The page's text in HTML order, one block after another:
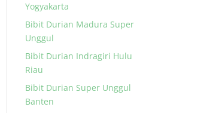
Yogyakarta
Bibit Durian Madura Super
Unggul
Bibit Durian Indragiri Hulu
Riau
Bibit Durian Super Unggul
Banten